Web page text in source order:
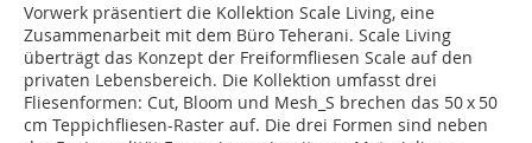
Vorwerk präsentiert die Kollektion Scale Living, eine
Zusammenarbeit mit dem Büro Teherani. Scale Living
überträgt das Konzept der Freiformfliesen Scale auf den
privaten Lebensbereich. Die Kollektion umfasst drei
Fliesenformen: Cut, Bloom und Mesh_S brechen das 50 x 50
cm Teppichfliesen-Raster auf. Die drei Formen sind neben